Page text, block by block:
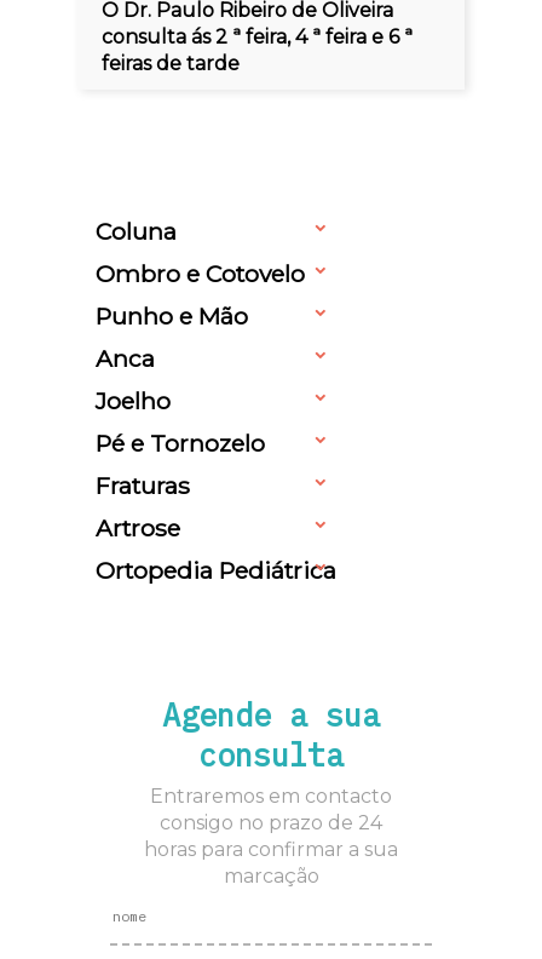
O Dr. Paulo Ribeiro de Oliveira
consulta ás 2 ª feira, 4 ª feira e 6 ª
feiras de tarde
Coluna
Ombro e Cotovelo
Punho e Mão
Anca
Joelho
Pé e Tornozelo
Fraturas
Artrose
Ortopedia Pediátrica
Agende a sua
consulta
Entraremos em contacto
consigo no prazo de 24
horas para confirmar a sua
marcação